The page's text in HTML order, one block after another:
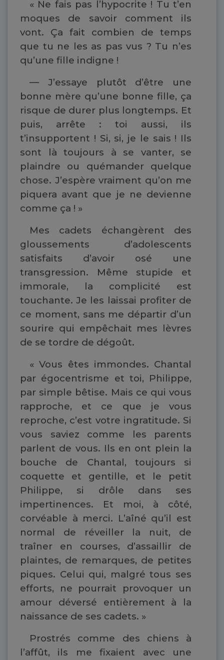
« Ne fais pas l’hypocrite ! Tu t’en
moques de savoir comment ils
vont. Ça fait combien de temps
que tu ne les as pas vus ? Tu n’es
qu’une fille indigne !
— J’essaye plutôt d’être une
bonne mère qu’une bonne fille, ça
risque de durer plus longtemps. Et
puis, arrête : toi aussi, ils
t’insupportent ! Si, si, je le sais ! Ils
sont là toujours à se vanter, se
plaindre ou quémander quelque
chose. J’espère vraiment qu’on me
piquera avant que je ne devienne
comme ça ! »
Mes cadets échangèrent des
gloussements d’adolescents
satisfaits d’avoir osé une
transgression. Même stupide et
immorale, la complicité est
touchante. Je les laissai profiter de
ce moment, sans me départir d’un
sourire qui empêchait mes lèvres
de se tordre de dégoût.
« Vous êtes immondes. Chantal
par égocentrisme et toi, Philippe,
par simple bêtise. Mais ce qui vous
rapproche, et ce que je vous
reproche, c’est votre ingratitude. Si
vous saviez comme les parents
parlent de vous. Ils en ont plein la
bouche de Chantal, toujours si
coquette et gentille, et le petit
Philippe, si drôle dans ses
impertinences. Et moi, à côté,
corvéable à merci. L’aîné qu’il est
normal de réveiller la nuit, de
traîner en courses, d’assaillir de
plaintes, de remarques, de petites
piques. Celui qui, malgré tous ses
efforts, ne pourrait provoquer un
amour déversé entièrement à la
naissance de ses cadets. »
Prostrés comme des chiens à
l’affût, ils me fixaient avec une